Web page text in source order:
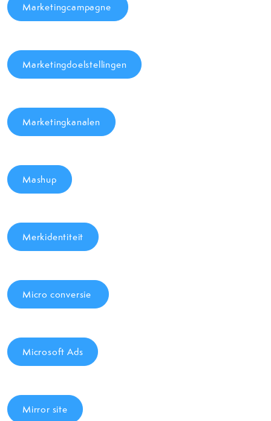
Marketingcampagne
Marketingdoelstellingen
Marketingkanalen
Mashup
Merkidentiteit
Micro conversie
Microsoft Ads
Mirror site